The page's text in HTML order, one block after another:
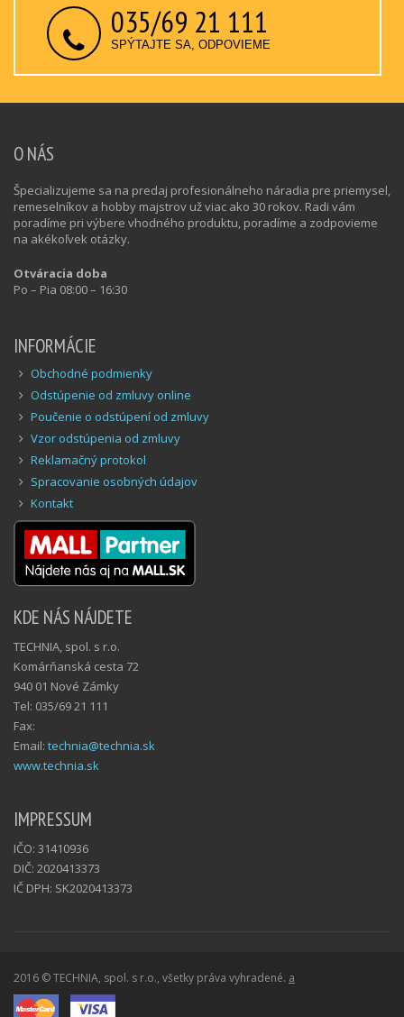
035/69 21 111
SPÝTAJTE SA, ODPOVIEME
O NÁS
Špecializujeme sa na predaj profesionálneho náradia pre priemysel,
remeselníkov a hobby majstrov už viac ako 30 rokov. Radi vám
poradíme pri výbere vhodného produktu, poradíme a zodpovieme
na akékoľvek otázky.
Otváracia doba
Po – Pia 08:00 – 16:30
INFORMÁCIE
Obchodné podmienky
Odstúpenie od zmluvy online
Poučenie o odstúpení od zmluvy
Vzor odstúpenia od zmluvy
Reklamačný protokol
Spracovanie osobných údajov
Kontakt
KDE NÁS NÁJDETE
TECHNIA, spol. s r.o.
Komárňanská cesta 72
940 01 Nové Zámky
Tel: 035/69 21 111
Fax:
Email: technia@technia.sk
www.technia.sk
IMPRESSUM
IČO: 31410936
DIČ: 2020413373
IČ DPH: SK2020413373
2016 © TECHNIA, spol. s r.o., všetky práva vyhradené. a